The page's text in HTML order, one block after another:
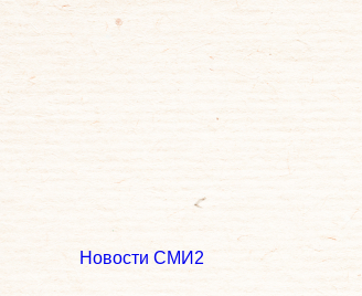
Новости СМИ2